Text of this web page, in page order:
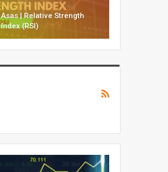
Asas | Relative Strength
Index (RSI)